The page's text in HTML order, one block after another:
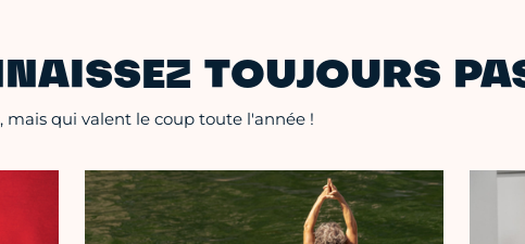
TOUJOURS
qui valent le coup toute l'année !